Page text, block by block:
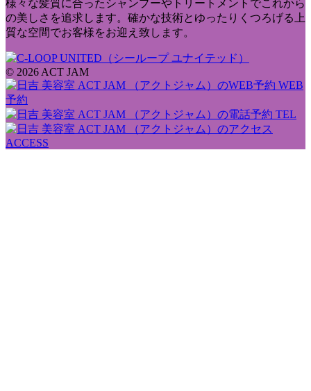
様々な髪質に合ったシャンプーやトリートメントでこれから
の美しさを追求します。確かな技術とゆったりくつろげる上
質な空間でお客様をお迎え致します。
© 2026 ACT JAM
WEB
予約
TEL
ACCESS